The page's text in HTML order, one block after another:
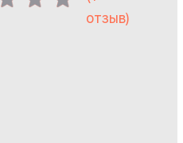
отзыв)